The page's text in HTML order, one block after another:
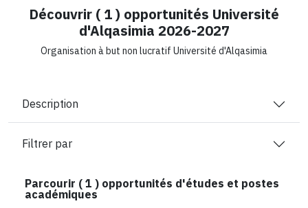
Découvrir ( 1 ) opportunités Université
d'Alqasimia 2026-2027
Organisation à but non lucratif Université d'Alqasimia
Description
Filtrer par
Parcourir (1 ) opportunités d'études et postes
académiques